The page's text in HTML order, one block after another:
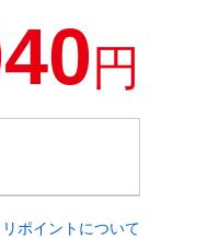
円
リポイントについて